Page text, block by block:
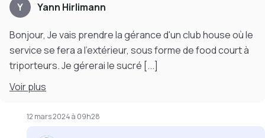
Y Yann Hirlimann
Bonjour, Je vais prendre la gérance d'un club house où le
service se fera a l'extérieur, sous forme de food court à
triporteurs. Je gérerai le sucré [...]
Voirplus
12 mars 2024 à 09h28